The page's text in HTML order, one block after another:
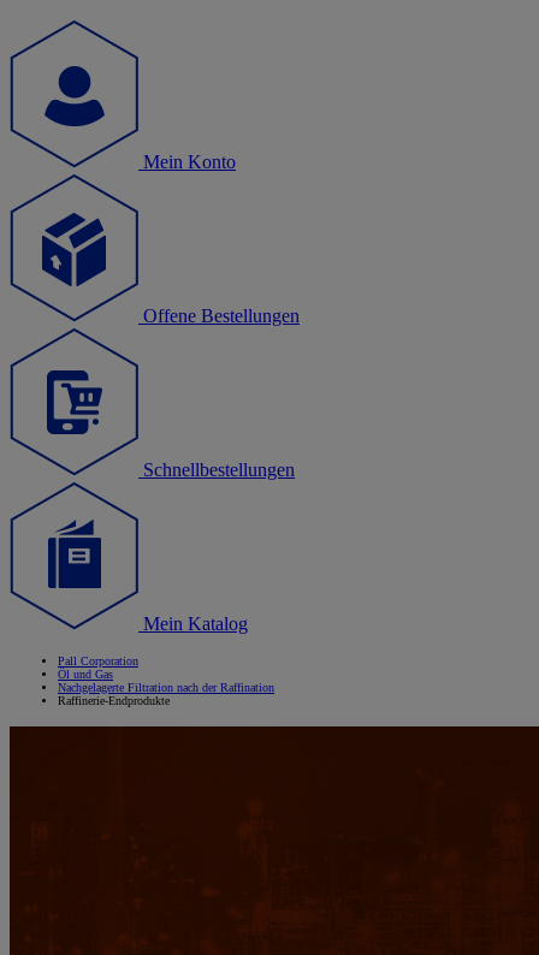
Mein Konto
Offene Bestellungen
Schnellbestellungen
Mein Katalog
Pall Corporation
Öl und Gas
Nachgelagerte Filtration nach der Raffination
Raffinerie-Endprodukte